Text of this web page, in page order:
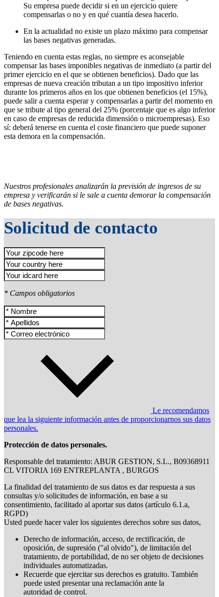
Su empresa puede decidir si en un ejercicio quiere
compensarlas o no y en qué cuantía desea hacerlo.
En la actualidad no existe un plazo máximo para compensar
las bases negativas generadas.
Teniendo en cuenta estas reglas, no siempre es aconsejable
compensar las bases imponibles negativas de inmediato (a partir del
primer ejercicio en el que se obtienen beneficios). Dado que las
empresas de nueva creación tributan a un tipo impositivo inferior
durante los primeros años en los que obtienen beneficios (el 15%),
puede salir a cuenta esperar y compensarlas a partir del momento en
que se tribute al tipo general del 25% (porcentaje que es algo inferior
en caso de empresas de reducida dimensión o microempresas). Eso
sí: deberá tenerse en cuenta el coste financiero que puede suponer
esta demora en la compensación.
Nuestros profesionales analizarán la previsión de ingresos de su
empresa y verificarán si le sale a cuenta demorar la compensación
de bases negativas.
Solicitud de contacto
* Campos obligatorios
Le recomendamos
que lea la siguiente información antes de proporcionarnos sus datos
personales.
Protección de datos personales.
Responsable del tratamiento: ABUR GESTION, S.L., B09368911
CL VITORIA 169 ENTREPLANTA , BURGOS
La finalidad del tratamiento de sus datos es dar respuesta a sus
consultas y/o solicitudes de información, en base a su
consentimiento, facilitado al aportar sus datos (artículo 6.1.a,
RGPD)
Usted puede hacer valer los siguientes derechos sobre sus datos,
Derecho de información, acceso, de rectificación, de
oposición, de supresión ("al olvido"), de limitación del
tratamiento, de portabilidad, de no ser objeto de decisiones
individuales automatizadas.
Recuerde que ejercitar sus derechos es gratuito. También
puede usted presentar una reclamación ante la
autoridad de control.